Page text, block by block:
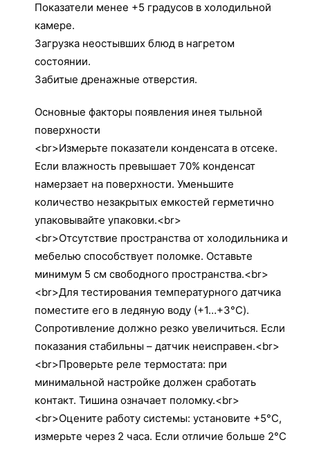
Показатели менее +5 градусов в холодильной
камере.
Загрузка неостывших блюд в нагретом
состоянии.
Забитые дренажные отверстия.
Основные факторы появления инея тыльной
поверхности
<br>Измерьте показатели конденсата в отсеке.
Если влажность превышает 70% конденсат
намерзает на поверхности. Уменьшите
количество незакрытых емкостей герметично
упаковывайте упаковки.<br>
<br>Отсутствие пространства от холодильника и
мебелью способствует поломке. Оставьте
минимум 5 см свободного пространства.<br>
<br>Для тестирования температурного датчика
поместите его в ледяную воду (+1…+3°C).
Сопротивление должно резко увеличиться. Если
показания стабильны – датчик неисправен.<br>
<br>Проверьте реле термостата: при
минимальной настройке должен сработать
контакт. Тишина означает поломку.<br>
<br>Оцените работу системы: установите +5°C,
измерьте через 2 часа. Если отличие больше 2°C